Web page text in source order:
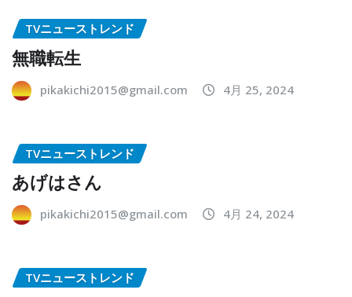
TVニューストレンド
無職転生
pikakichi2015@gmail.com 4月 25, 2024
TVニューストレンド
あげはさん
pikakichi2015@gmail.com 4月 24, 2024
TVニューストレンド